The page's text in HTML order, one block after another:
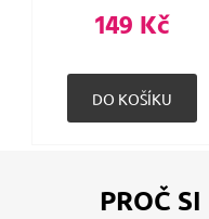
149 Kč
PROČ